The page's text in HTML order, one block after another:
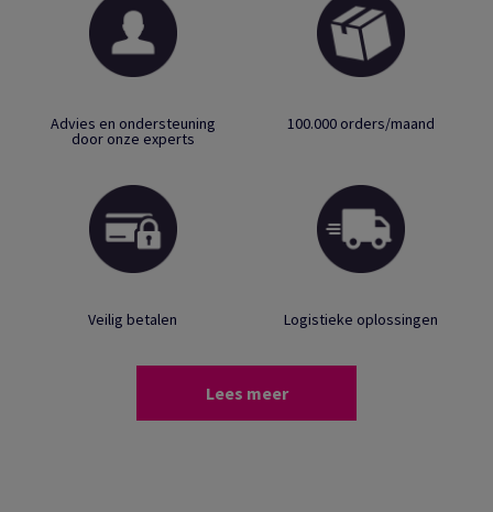
Advies en ondersteuning
door onze experts
100.000 orders/maand
Veilig betalen Logistieke oplossingen
Lees meer